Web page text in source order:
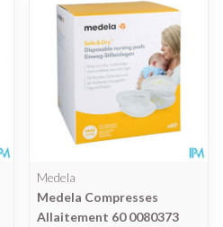
Medela
Medela Compresses
Allaitement 60 0080373